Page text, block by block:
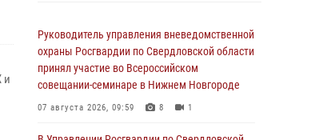
и
Руководитель управления вневедомственной
охраны Росгвардии по Свердловской области
принял участие во Всероссийском
совещании-семинаре в Нижнем Новгороде
07 августа 2026, 09:59 8 1